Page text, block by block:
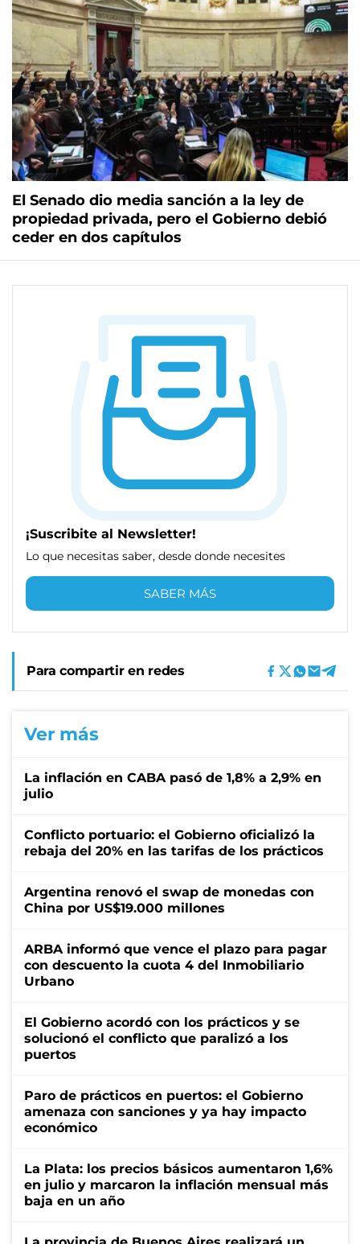
El Senado dio media sanción a la ley de
propiedad privada, pero el Gobierno debió
ceder en dos capítulos
¡Suscribite al Newsletter!
Lo que necesitas saber, desde donde necesites
SABER MÁS
Para compartir en redes
Ver más
La inflación en CABA pasó de 1,8% a 2,9% en
julio
Conflicto portuario: el Gobierno oficializó la
rebaja del 20% en las tarifas de los prácticos
Argentina renovó el swap de monedas con
China por US$19.000 millones
ARBA informó que vence el plazo para pagar
con descuento la cuota 4 del Inmobiliario
Urbano
El Gobierno acordó con los prácticos y se
solucionó el conflicto que paralizó a los
puertos
Paro de prácticos en puertos: el Gobierno
amenaza con sanciones y ya hay impacto
económico
La Plata: los precios básicos aumentaron 1,6%
en julio y marcaron la inflación mensual más
baja en un año